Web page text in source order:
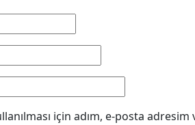
için adım, e-posta